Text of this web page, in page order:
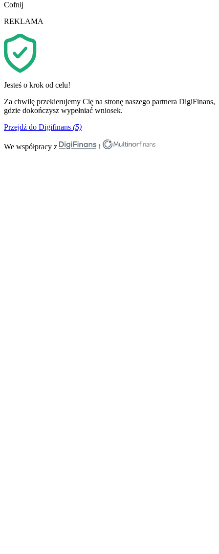
Cofnij
REKLAMA
Jesteś o krok od celu!
Za chwilę przekierujemy Cię na stronę naszego partnera DigiFinans,
gdzie dokończysz wypełniać wniosek.
Przejdź do Digifinans (5)
We współpracy z i